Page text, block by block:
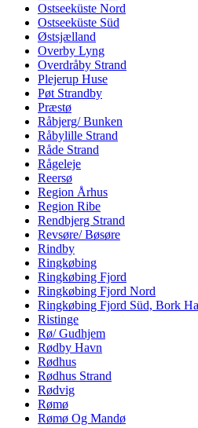
Ostseeküste Nord
Ostseeküste Süd
Østsjælland
Overby Lyng
Overdråby Strand
Plejerup Huse
Pøt Strandby
Præstø
Råbjerg/ Bunken
Råbylille Strand
Råde Strand
Rågeleje
Reersø
Region Århus
Region Ribe
Rendbjerg Strand
Revsøre/ Bøsøre
Rindby
Ringkøbing
Ringkøbing Fjord
Ringkøbing Fjord Nord
Ringkøbing Fjord Süd, Bork
Ristinge
Rø/ Gudhjem
Rødby Havn
Rødhus
Rødhus Strand
Rødvig
Rømø
Rømø Og Mandø